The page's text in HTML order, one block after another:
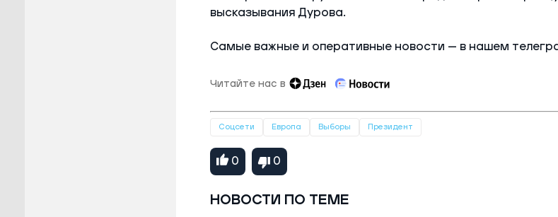
высказывания Дурова.
Самые важные и оперативные новости — в нашем
Читайте нас в
Соцсети Европа Выборы Президент
0 0
НОВОСТИ ПО ТЕМЕ